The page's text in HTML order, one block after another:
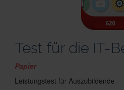
Test für die IT-
Papier
Leistungstest für Auszubildende